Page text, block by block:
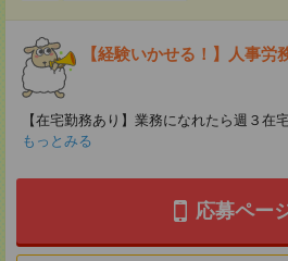
【経験いかせる！】人事労
【在宅勤務あり】業務になれたら週３
もっとみる
応募ペー